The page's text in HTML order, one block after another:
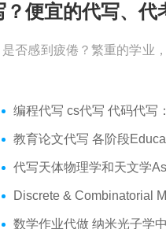
否感到疲倦？繁重的学业
编程代写 cs代写 代码代写
教育论文代写 各阶段
代写天体物理学和天文学Astrophysics and
Discrete & Combinatorial Mathematics作业代
数学作业代做 纳米光子学中的数学方